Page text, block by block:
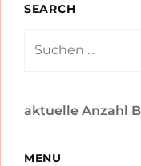
SEARCH
aktuelle Anzahl
MENU